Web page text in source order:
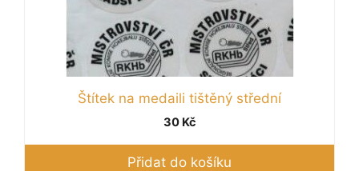
Štítek na medaili tištěný střední
30 Kč
Přidat do košíku